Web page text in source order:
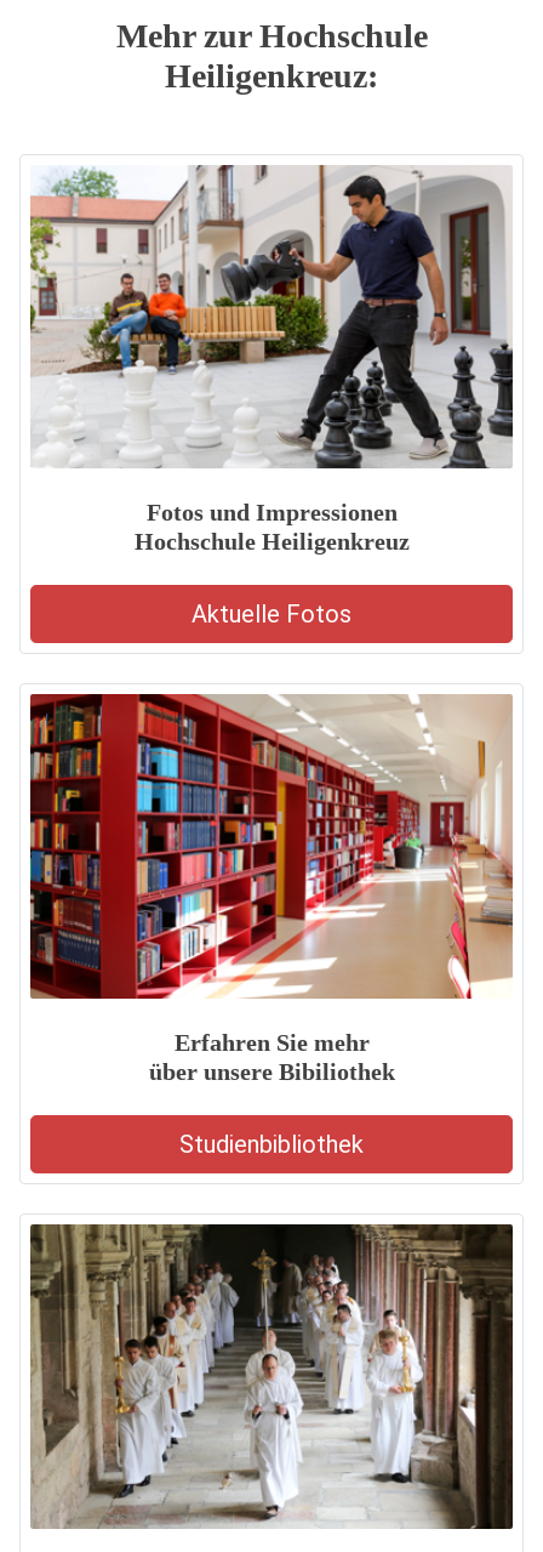
Mehr zur Hochschule
Heiligenkreuz:
Fotos und Impressionen
Hochschule Heiligenkreuz
Aktuelle Fotos
Erfahren Sie mehr
über unsere Bibiliothek
Studienbibliothek